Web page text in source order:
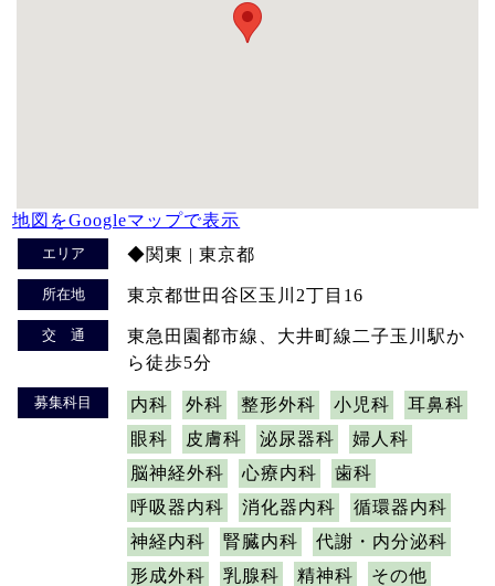
地図をGoogleマップで表示
エリア ◆関東 | 東京都
所在地 東京都世田谷区玉川2丁目16
交 通
東急田園都市線、大井町線二子玉川駅か
ら徒歩5分
募集科目 内科 外科 整形外科 小児科
耳鼻科
眼科
皮膚科 泌尿器科
婦人科
脳神経外科
心療内科
歯科
呼吸器内科
消化器内科
循環器内科
神経内科
腎臓内科
代謝・内分泌科
形成外科
乳腺科 精神科 その他